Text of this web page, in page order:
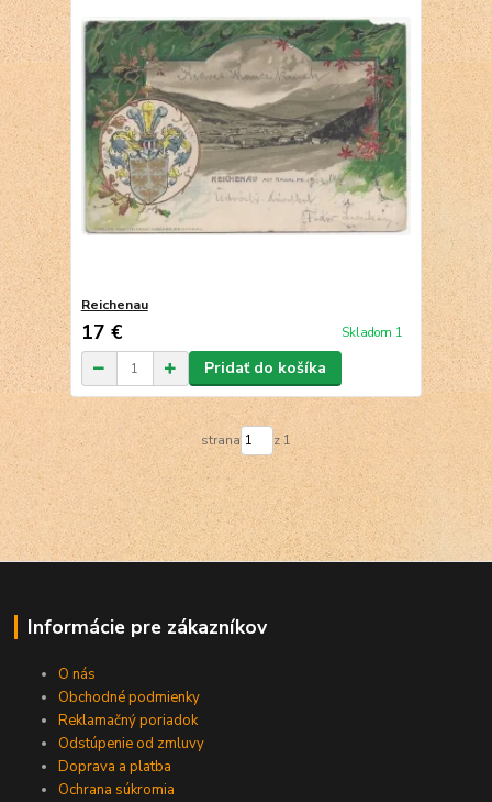
Reichenau
17 € Skladom 1
Pridať do košíka
strana z 1
Informácie pre zákazníkov
O nás
Obchodné podmienky
Reklamačný poriadok
Odstúpenie od zmluvy
Doprava a platba
Ochrana súkromia